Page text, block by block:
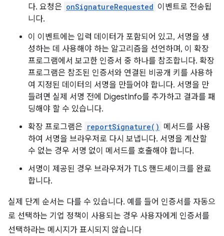
다. 요청은 onSignatureRequested 이벤트로 전송됩
니다.
이 이벤트에는 입력 데이터가 포함되어 있고, 서명을 생
성하는 데 사용해야 하는 알고리즘을 선언하며, 이 확장
프로그램에서 보고한 인증서 중 하나를 참조합니다. 확장
프로그램은 참조된 인증서와 연결된 비공개 키를 사용하
여 지정된 데이터의 서명을 만들어야 합니다. 서명을 만
들려면 실제 서명 전에 DigestInfo를 추가하고 결과를 패
딩해야 할 수 있습니다.
확장 프로그램은 reportSignature() 메서드를 사용
하여 서명을 브라우저로 다시 보냅니다. 서명을 계산할
수 없는 경우 서명 없이 메서드를 호출해야 합니다.
서명이 제공된 경우 브라우저가 TLS 핸드셰이크를 완료
합니다.
실제 단계 순서는 다를 수 있습니다. 예를 들어 인증서를 자동으
로 선택하는 기업 정책이 사용되는 경우 사용자에게 인증서를
선택하라는 메시지가 표시되지 않습니다